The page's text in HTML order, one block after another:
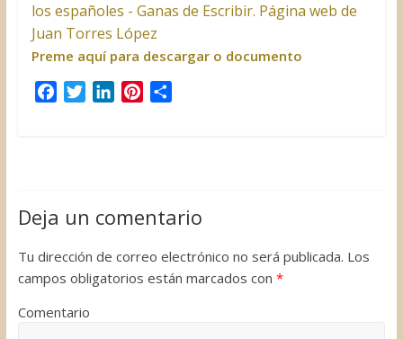
los españoles - Ganas de Escribir. Página web de
Juan Torres López
Preme aquí para descargar o documento
o
r
I
e
t
t
r
Deja un comentario
Tu dirección de correo electrónico no será publicada. Los
campos obligatorios están marcados con *
Comentario